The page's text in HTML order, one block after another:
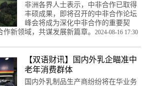
非洲各界人士表示，中非合作已取得
丰硕成果，即将召开的中非合作论坛
峰会将成为深化中非合作的重要契
新领域，共谋发展新篇章。 2024-08-16 17:30
【双语财讯】国内外乳企瞄准中
老年消费群体
国内外乳制品生产商纷纷将在华业务